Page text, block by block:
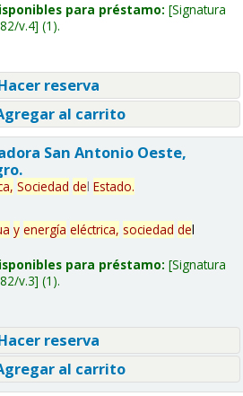
para préstamo: Signatura
v.4 (1).
reserva
al carrito
San Antonio Oeste,
Sociedad del Estado.
y energía eléctrica, sociedad del
para préstamo: Signatura
v.3 (1).
reserva
al carrito